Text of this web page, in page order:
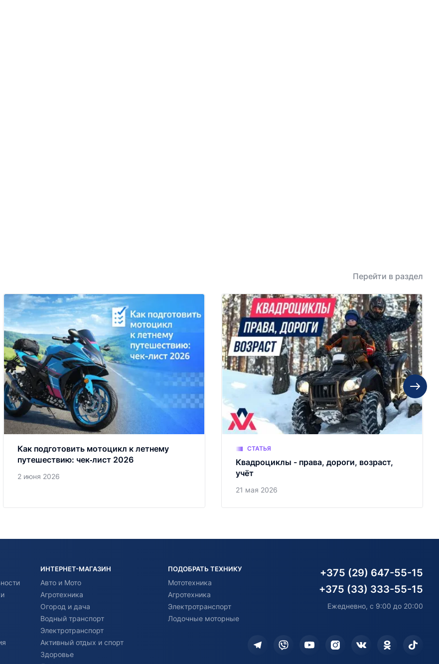
Перейти в раздел
Как подготовить мотоцикл к летнему
путешествию: чек‑лист 2026
2 июня 2026
СТАТЬЯ
Квадроциклы - права, дороги, возраст,
учёт
21 мая 2026
ИНТЕРНЕТ-МАГАЗИН
Авто и Мото
Агротехника
Огород и дача
Водный транспорт
Электротранспорт
Активный отдых и спорт
Здоровье
ПОДОБРАТЬ ТЕХНИКУ
Мототехника
Агротехника
Электротранспорт
Лодочные моторные
+375 (29) 647-55-15
+375 (33) 333-55-15
Ежедневно, с 9:00 до 20:00